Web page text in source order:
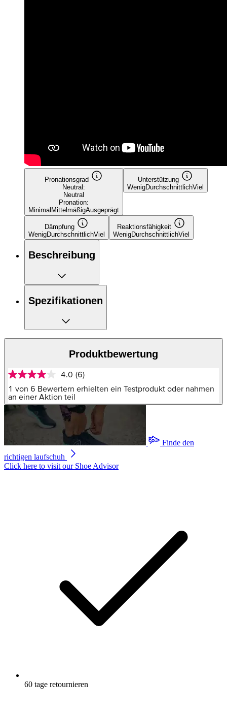
Pronationsgrad
Neutral:
Neutral
Pronation:
Minimal MittelmäßigAusgeprägt
Unterstützung
WenigDurchschnittlichViel
Dämpfung
WenigDurchschnittlichViel
Reaktionsfähigkeit
WenigDurchschnittlichViel
Beschreibung
Spezifikationen
Produktbewertung
4.0
von
5
Sternen,
Durchschnittswert
Bewertung.
6
Link
auf
4.0 (6)
1 von 6 Bewertern erhielten ein Testprodukt oder nahmen
an einer Aktion teil
Finde den
richtigen laufschuh
Click here to visit our Shoe Advisor
60 tage retournieren